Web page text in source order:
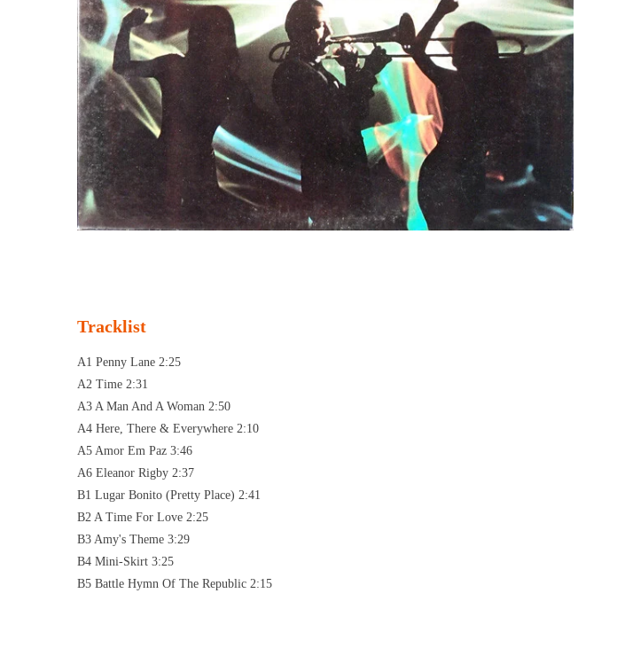
Tracklist
A1 Penny Lane 2:25
A2 Time 2:31
A3 A Man And A Woman 2:50
A4 Here, There & Everywhere 2:10
A5 Amor Em Paz 3:46
A6 Eleanor Rigby 2:37
B1 Lugar Bonito (Pretty Place) 2:41
B2 A Time For Love 2:25
B3 Amy's Theme 3:29
B4 Mini-Skirt 3:25
B5 Battle Hymn Of The Republic 2:15